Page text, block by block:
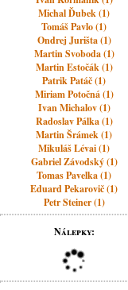
Michal Ďubek (1)
Tomáš Pavlo (1)
Ondrej Jurišta (1)
Martin Svoboda (1)
Martin Estočák (1)
Patrik Patáč (1)
Miriam Potočná (1)
Ivan Michalov (1)
Radoslav Pálka (1)
Martin Šrámek (1)
Mikuláš Lévai (1)
Gabriel Závodský (1)
Tomas Pavelka (1)
Eduard Pekarovič (1)
Petr Steiner (1)
Nálepky: